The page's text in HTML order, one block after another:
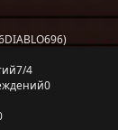
7/4
0